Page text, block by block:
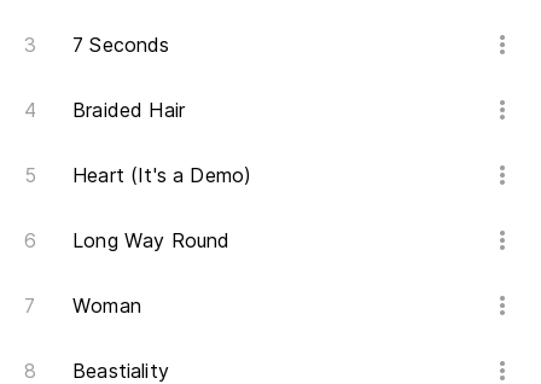
7 Seconds
Braided Hair
Heart (It's a Demo)
Long Way Round
Woman
Beastiality